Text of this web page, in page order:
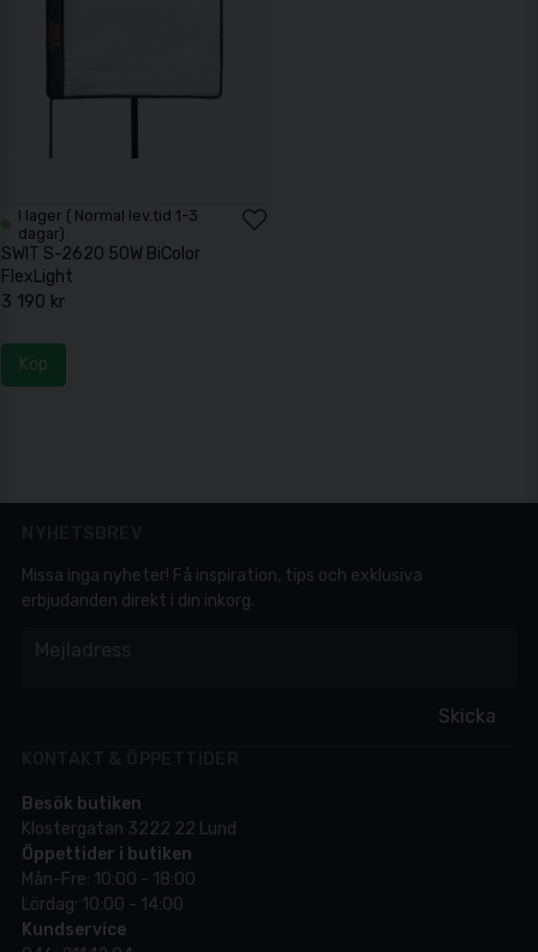
I lager ( Normal lev.tid 1-3
dagar)
SWIT S-2620 50W BiColor
FlexLight
3 190 kr
Köp
Skicka
Missa inga nyheter! Få inspiration, tips och exklusiva
erbjudanden direkt i din inkorg.
Besök butiken
Klostergatan 3222 22 Lund
Öppettider i butiken
Mån-Fre: 10:00 - 18:00
Lördag: 10:00 - 14:00
Kundservice